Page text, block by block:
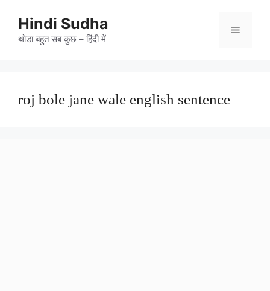
contentHindi Sudha
थोडा बहुत सब कुछ – हिंदी में
Menu
roj bole jane wale english sentence